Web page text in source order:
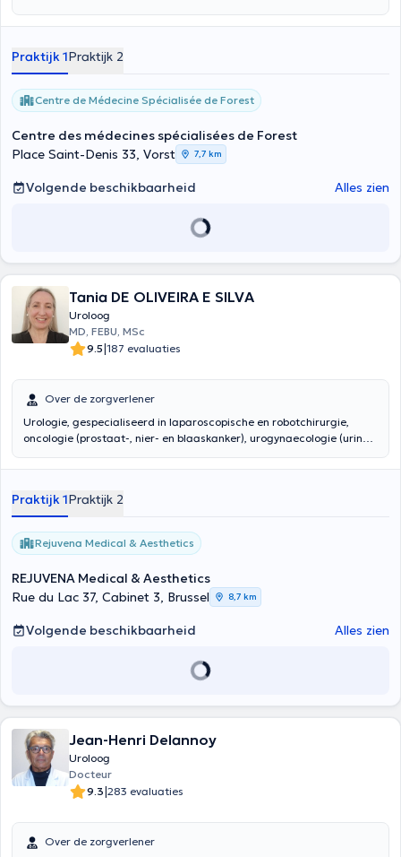
Praktijk 1Praktijk 2
Centre de Médecine Spécialisée de Forest
Centre des médecines spécialisées de Forest
Place Saint-Denis 33, Vorst
7,7 km
Volgende beschikbaarheid Alles zien
Tania DE OLIVEIRA E SILVA
Uroloog
MD, FEBU, MSc
9.5|187 evaluaties
Over de zorgverlener
Urologie, gespecialiseerd in laparoscopische en robotchirurgie,
oncologie (prostaat-, nier- en blaaskanker), urogynaecologie (urine-
geneeskunde, prostaatziekten en nierstenen
Praktijk 1Praktijk 2
Rejuvena Medical & Aesthetics
REJUVENA Medical & Aesthetics
Rue du Lac 37, Cabinet 3, Brussel
8,7 km
Volgende beschikbaarheid Alles zien
Jean-Henri Delannoy
Uroloog
Docteur
9.3|283 evaluaties
Over de zorgverlener